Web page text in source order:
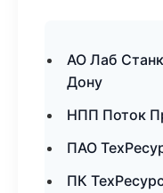
АО Лаб
Дону
НПП Поток
ПАО
ПК